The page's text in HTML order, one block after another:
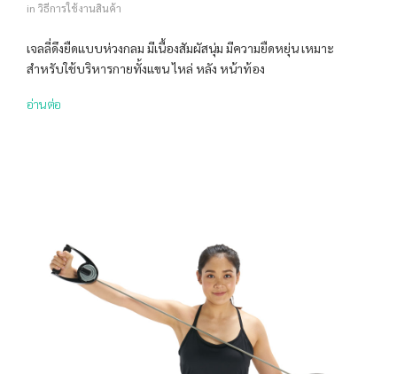
in วิธีการใช้งานสินค้า
เจลลี่ดึงยืดแบบห่วงกลม มีเนื้องสัมผัสนุ่ม มีความยืดหยุ่น เหมาะ
สำหรับใช้บริหารกายทั้งแขน ไหล่ หลัง หน้าท้อง
อ่านต่อ